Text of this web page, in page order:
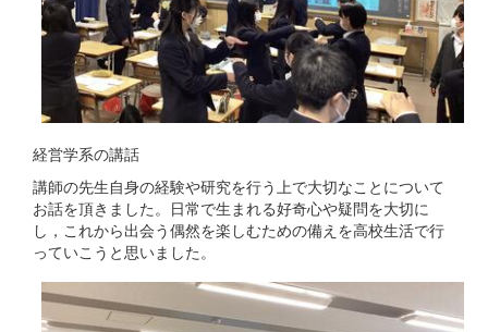
経営学系の講話
講師の先生自身の経験や研究を行う上で大切なことについて
お話を頂きました。日常で生まれる好奇心や疑問を大切に
し，これから出会う偶然を楽しむための備えを高校生活で行
っていこうと思いました。